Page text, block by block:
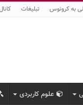
به کرونوس تبلیغات
علوم کاربردی